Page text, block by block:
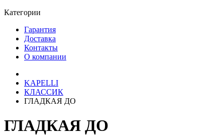
Категории
Гарантия
Доставка
Контакты
О компании
KAPELLI
КЛАССИК
ГЛАДКАЯ ДО
ГЛАДКАЯ ДО